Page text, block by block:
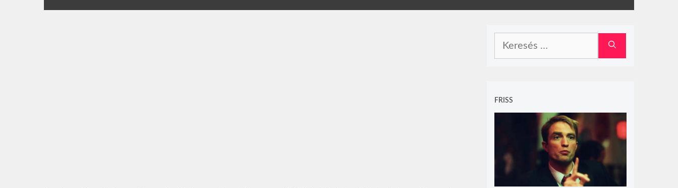
FRISS